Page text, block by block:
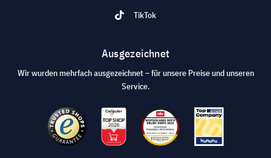
TikTok
Ausgezeichnet
Wir wurden mehrfach ausgezeichnet – für unsere Preise und unseren
Service.